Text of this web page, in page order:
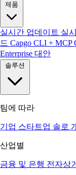
제품
실시간 업데이트 실
드 Capgo CLI + MCP
Enterprise 대안
솔루션
팀에 따라
기업 스타트업 솔로
산업별
금융 및 은행 전자상